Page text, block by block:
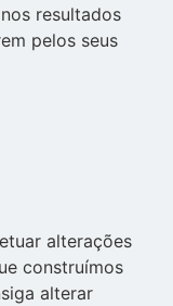
resultados
pelos seus
alterações
construímos
alterar